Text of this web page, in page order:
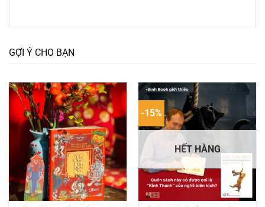
GỢI Ý CHO BẠN
-15%
HẾT HÀNG